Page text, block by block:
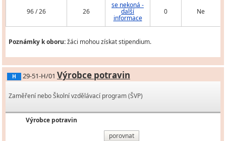
96 / 26 26
se nekoná -
další
informace
0 Ne
Poznámky k oboru:žáci mohou získat stipendium.
H 29-51-H/01 Výrobce potravin
Zaměření nebo Školní vzdělávací program (ŠVP)
Výrobce potravin
porovnat